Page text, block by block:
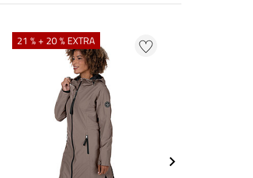
21 % + 20 % EXTRA